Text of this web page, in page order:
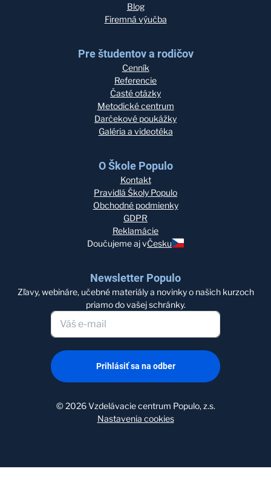
Blog
Firemná výučba
Pre študentov a rodičov
Cenník
Referencie
Časté otázky
Metodické centrum
Darčekové poukážky
Galéria a videotéka
O Škole Populo
Kontakt
Pravidlá Školy Populo
Obchodné podmienky
GDPR
Reklamácie
Doučujeme aj vČesku
Newsletter Populo
Zľavy, webináre, učebné materiály a novinky o našich kurzoch
priamo do vašej schránky.
Prihlásiť sa na odber
©2026 Vzdelávacie centrum Populo, z.s.
Nastavenia cookies